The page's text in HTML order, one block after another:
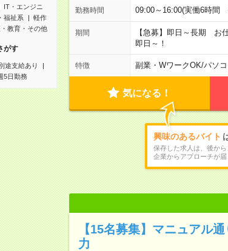
IT・エンジニ
福祉系
軽作
教育・その他
がす
途支給あり
5日勤務
勤務時間 09:00～16:00(実働6時間
期間
【急募】即日～長期 お
即日～！
特徴 副業・WワークOK/パソ
気になる！
興味のあるバイト
保存した求人は、後から
企業からアプローチが届
【15名募集】マニュアル
力